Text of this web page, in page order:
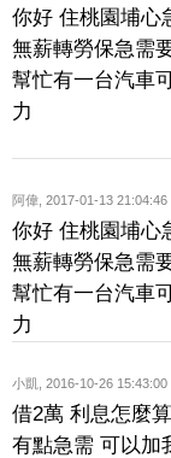
你好 住桃園埔心
無薪轉勞保急需
幫忙有一台汽車
力
阿偉 2017-01-13 21:04:46
你好 住桃園埔心
無薪轉勞保急需
幫忙有一台汽車
力
小凱 2016-10-26 15:43:00
借2萬 利息怎麼
有點急需 可以加